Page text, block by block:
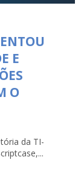
E
O
da TI-